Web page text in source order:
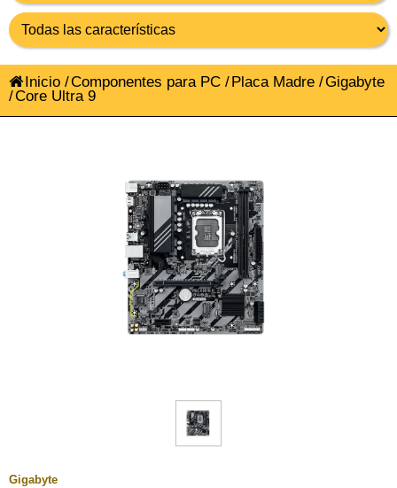
Inicio /Componentes para PC /Placa Madre /Gigabyte
/Core Ultra 9
Gigabyte